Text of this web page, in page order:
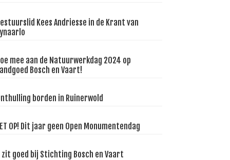
Kees Andriesse in de Krant van
mee aan de Natuurwerkdag 2024 op
Bosch en Vaart!
borden in Ruinerwold
OP! Dit jaar geen Open Monumentendag
zit goed bij Stichting Bosch en Vaart